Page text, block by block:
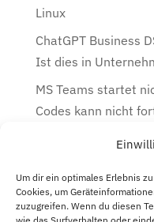
Um dir ein optimales Erlebnis
Cookies, um
zuzugreifen. Wenn du diesen
Linux
ChatGPT Business
Ist dies in
MS Teams startet
Codes kann nicht
Kategorien